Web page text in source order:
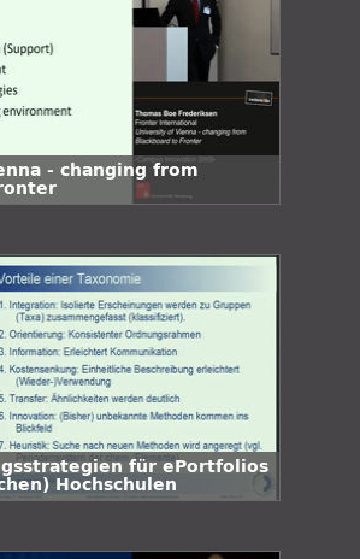
- changing from
für ePortfolios
Hochschulen